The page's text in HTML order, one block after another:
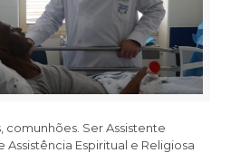
comunhões. Ser Assistente
Assistência Espiritual e Religiosa